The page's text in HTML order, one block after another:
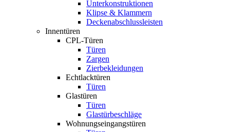
Unterkonstruktionen
Klipse & Klammern
Deckenabschlussleisten
Innentüren
CPL-Türen
Türen
Zargen
Zierbekleidungen
Echtlacktüren
Türen
Glastüren
Türen
Glastürbeschläge
Wohnungseingangstüren